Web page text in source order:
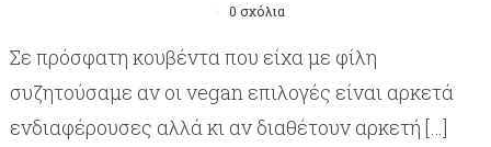
0 σχόλια
Σε πρόσφατη κουβέντα που είχα με φίλη
συζητούσαμε αν οι vegan επιλογές είναι αρκετά
ενδιαφέρουσες αλλά κι αν διαθέτουν αρκετή […]